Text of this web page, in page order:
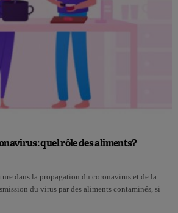
quel rôle des aliments?
dans la propagation du coronavirus et de la
du virus par des aliments contaminés, si